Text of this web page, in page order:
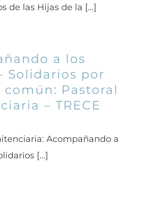
de las Hijas de la [...]
a los
Solidarios por
Pastoral
– TRECE
Acompañando a
[...]